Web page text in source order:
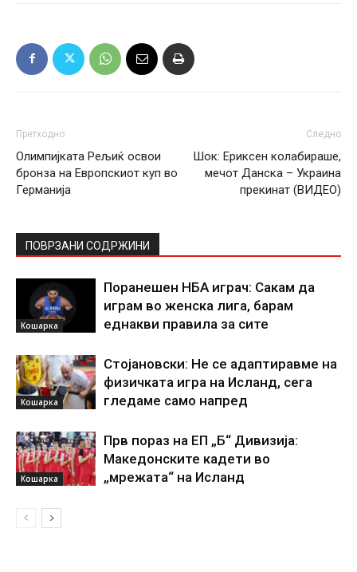
Претходно
Олимпијката Рељиќ освои
бронза на Европскиот куп во
Германија
Следно
Шок: Ериксен колабираше,
мечот Данска – Украина
прекинат (ВИДЕО)
ПОВРЗАНИ СОДРЖИНИ
Кошарка
Поранешен НБА играч: Сакам да
играм во женска лига, барам
еднакви правила за сите
Кошарка
Стојановски: Не се адаптиравме на
физичката игра на Исланд, сега
гледаме само напред
Кошарка
Прв пораз на ЕП „Б“ Дивизија:
Македонските кадети во
„мрежата“ на Исланд